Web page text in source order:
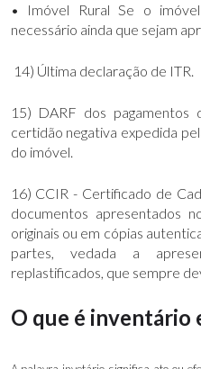
• Imóvel Rural Se o
necessário ainda que sejam
14) Última declaração de ITR.
15) DARF dos pagamentos
certidão negativa expedida
do imóvel.
16) CCIR - Certificado de
documentos apresentados
originais ou em cópias
partes, vedada a
replastificados, que sempre
O que é inventário